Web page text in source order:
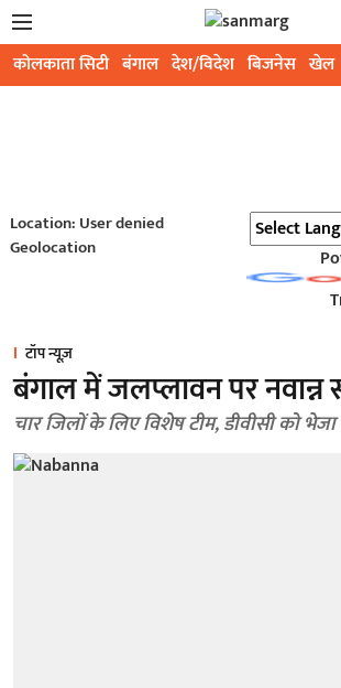
कोलकाता सिटी बंगाल देश/विदेश बिजनेस खेल
Location: User denied
Geolocation
टॉप न्यूज़
बंगाल में जलप्लावन पर
चार जिलों के लिए विशेष टीम, डीवीसी को